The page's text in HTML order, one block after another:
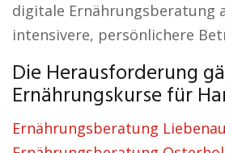
digitale Ernährungsberatung
intensivere, persönlichere
Die Herausforderung
Ernährungskurse für
Ernährungsberatung Liebenau